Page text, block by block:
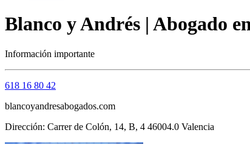
Blanco y Andrés | Abogado
Información importante
618 16 80 42
blancoyandresabogados.com
Dirección: Carrer de Colón, 14, B, 4 46004.0 Valencia